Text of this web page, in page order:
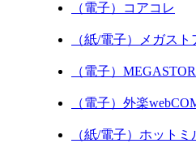
（電子）コアコレ
（紙/電子）メガス
（電子）
（電子）外楽
（紙/電子）ホット